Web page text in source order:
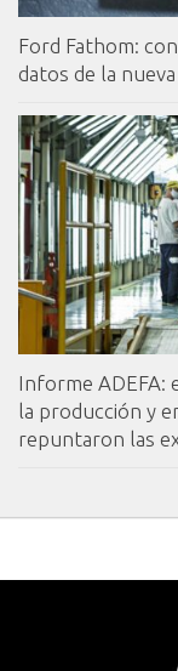
Ford Fathom:
datos de la
Informe ADEFA:
la producción y
repuntaron las